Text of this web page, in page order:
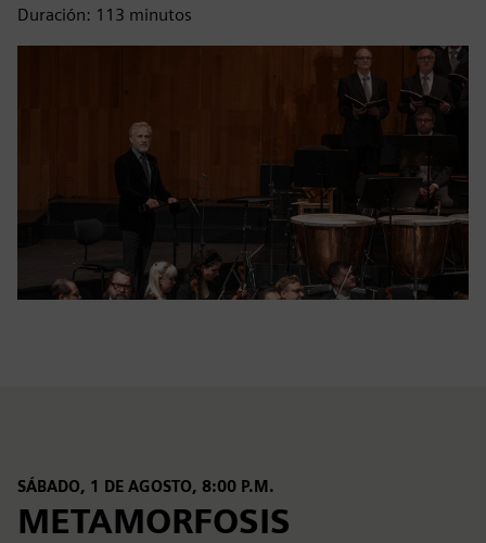
Duración: 113 minutos
SÁBADO, 1 DE AGOSTO, 8:00 P.M.
METAMORFOSIS